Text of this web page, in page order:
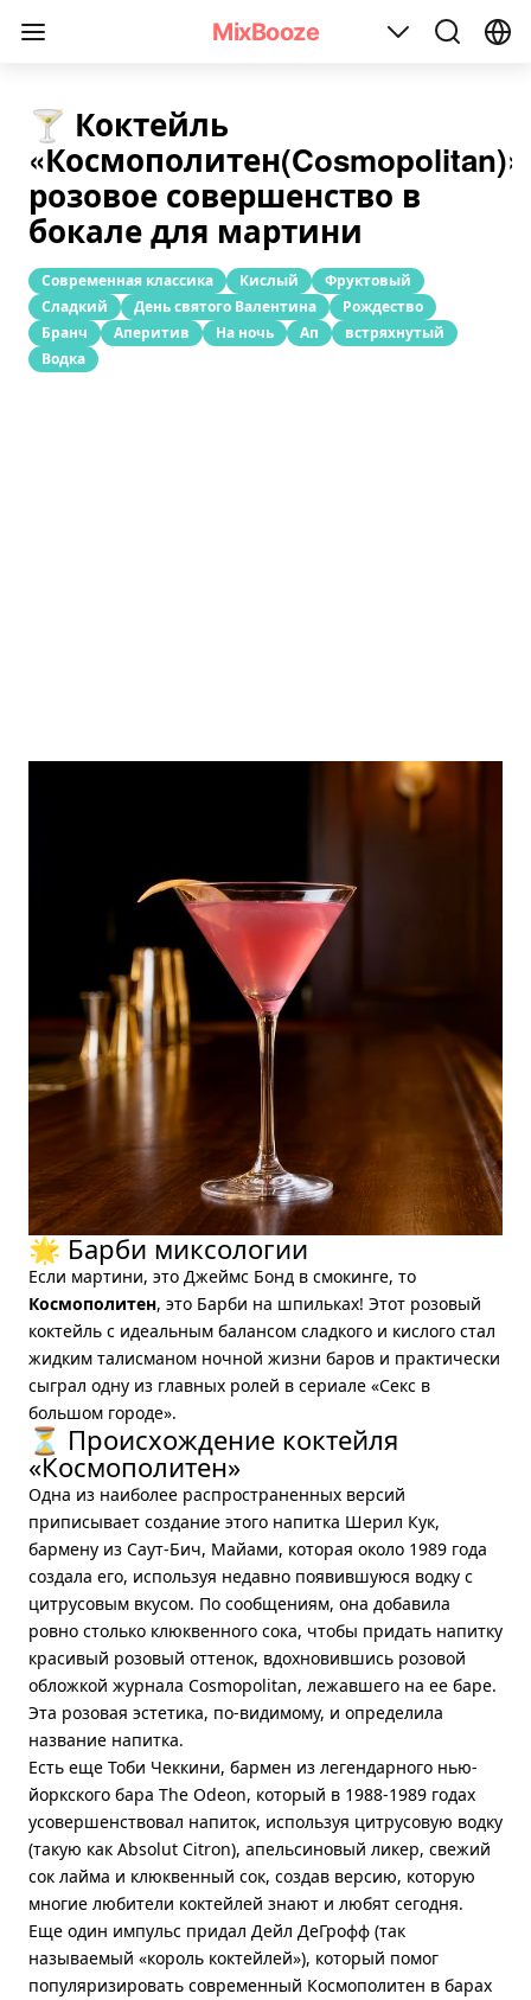
MixBooze
Рецепт коктейля «Космополитен(Cosmopolitan)»
🍸 Коктейль
розовое совершенство в
бокале для мартини
Современная классика Кислый
Фруктовый
Сладкий
День святого Валентина
Рождество
Бранч
Аперитив На ночь Ап
встряхнутый
Водка
🌟 Барби миксологии
Если мартини, это Джеймс Бонд в смокинге, то
Космополитен, это Барби на шпильках! Этот розовый
коктейль с идеальным балансом сладкого и кислого стал
жидким талисманом ночной жизни баров и практически
сыграл одну из главных ролей в сериале «Секс в
большом городе».
⏳ Происхождение коктейля
«Космополитен»
Одна из наиболее распространенных версий
приписывает создание этого напитка Шерил Кук,
бармену из Саут-Бич, Майами, которая около 1989 года
создала его, используя недавно появившуюся водку с
цитрусовым вкусом. По сообщениям, она добавила
ровно столько клюквенного сока, чтобы придать напитку
красивый розовый оттенок, вдохновившись розовой
обложкой журнала Cosmopolitan, лежавшего на ее баре.
Эта розовая эстетика, по-видимому, и определила
название напитка.
Есть еще Тоби Чеккини, бармен из легендарного нью-
йоркского бара The Odeon, который в 1988-1989 годах
усовершенствовал напиток, используя цитрусовую водку
(такую как Absolut Citron), апельсиновый ликер, свежий
сок лайма и клюквенный сок, создав версию, которую
многие любители коктейлей знают и любят сегодня.
Еще один импульс придал Дейл ДеГрофф (так
называемый «король коктейлей»), который помог
популяризировать современный Космополитен в барах